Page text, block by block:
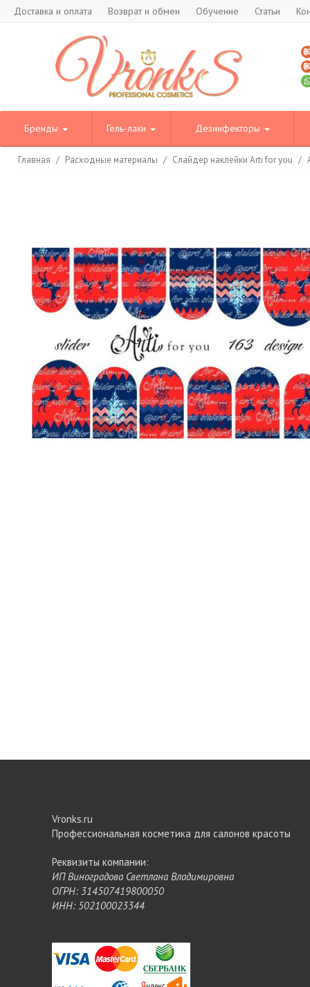
Доставка и оплата Возврат и обмен Обучение Статьи
Бренды Гель-лаки Дезинфекторы
Главная / Расходные материалы / Слайдер наклейки Arti for you /
Vronks.ru
Профессиональная косметика для салонов красоты
Реквизиты компании:
ИП Виноградова Светлана Владимировна
ОГРН: 314507419800050
ИНН: 502100023344